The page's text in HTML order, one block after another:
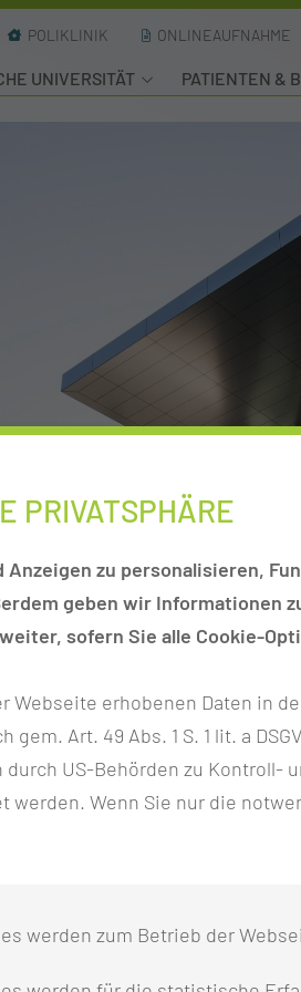
POLIKLINIK ONLINEAUFNAHME
UNIVERSITÄT PATIENTEN &
Vermittlung von Gesundheitskompetenz
AN
Bevölkerung (bspw.
mit (vorerst)
Angebot zur
Sozialsystem
PRIVATSPHÄRE
zu personalisieren,
geben wir Informationen
sofern Sie alle Cookie-
erhobenen Daten in
Art. 49 Abs. 1 S. 1 lit. a
US-Behörden zu
Wenn Sie nur die
werden zum Betrieb der